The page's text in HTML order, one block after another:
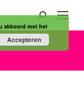
Zoeken:
akkoord met het
Accepteren